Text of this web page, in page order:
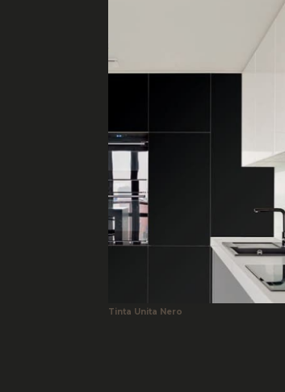
Tinta Unita Nero